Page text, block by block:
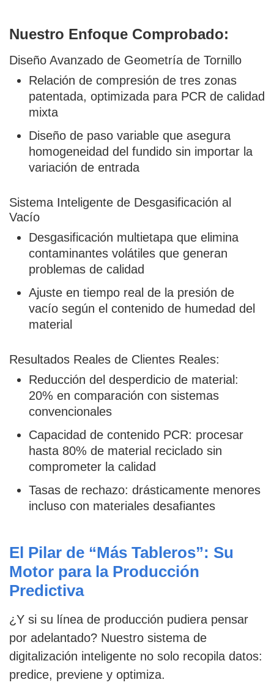
Nuestro Enfoque Comprobado:
Diseño Avanzado de Geometría de Tornillo
Relación de compresión de tres zonas
patentada, optimizada para PCR de calidad
mixta
Diseño de paso variable que asegura
homogeneidad del fundido sin importar la
variación de entrada
Sistema Inteligente de Desgasificación al
Vacío
Desgasificación multietapa que elimina
contaminantes volátiles que generan
problemas de calidad
Ajuste en tiempo real de la presión de
vacío según el contenido de humedad del
material
Resultados Reales de Clientes Reales:
Reducción del desperdicio de material:
20% en comparación con sistemas
convencionales
Capacidad de contenido PCR: procesar
hasta 80% de material reciclado sin
comprometer la calidad
Tasas de rechazo: drásticamente menores
incluso con materiales desafiantes
El Pilar de “Más Tableros”: Su
Motor para la Producción
Predictiva
¿Y si su línea de producción pudiera pensar
por adelantado? Nuestro sistema de
digitalización inteligente no solo recopila datos:
predice, previene y optimiza.